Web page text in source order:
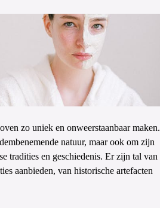
zo uniek en onweerstaanbaar maken.
natuur, maar ook om zijn
tradities en geschiedenis. Er zijn tal van
aanbieden, van historische artefacten